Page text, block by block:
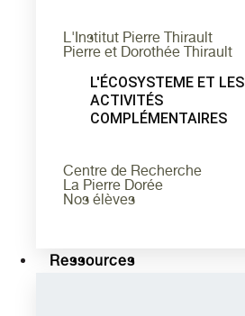
L'Institut Pierre Thirault
Pierre et Dorothée Thirault
L'ÉCOSYSTEME ET LES
ACTIVITÉS
COMPLÉMENTAIRES
Centre de Recherche
La Pierre Dorée
Nos élèves
Ressources